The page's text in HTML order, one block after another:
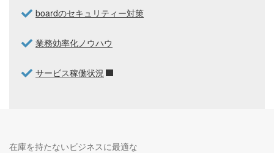
boardのセキュリティー対策
業務効率化ノウハウ
サービス稼働状況
在庫を持たないビジネスに最適な